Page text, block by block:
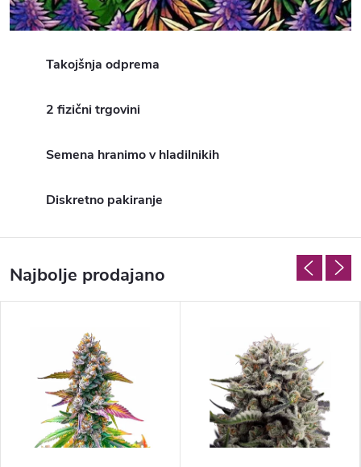
Takojšnja odprema
2 fizični trgovini
Semena hranimo v hladilnikih
Diskretno pakiranje
Najbolje prodajano